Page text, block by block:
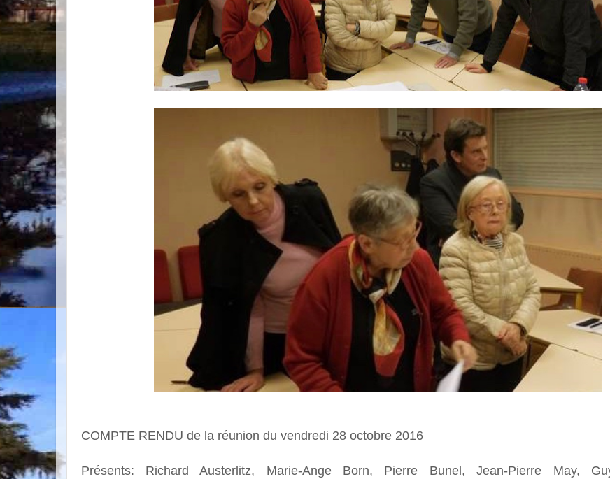
COMPTE RENDU de la réunion du vendredi 28 octobre 2016
Présents: Richard Austerlitz, Marie-Ange Born, Pierre Bunel, Jean-Pierre May,